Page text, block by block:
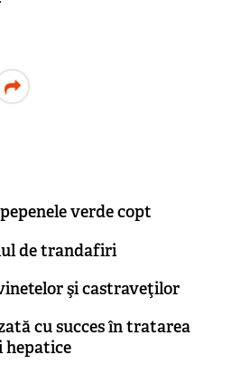
verde copt
de trandafiri
şi castraveţilor
cu succes în tratarea
hepatice